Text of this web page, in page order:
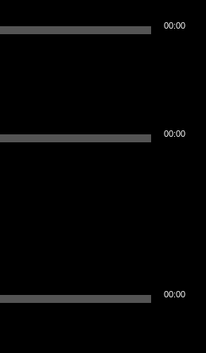
00:00
00:00
00:00